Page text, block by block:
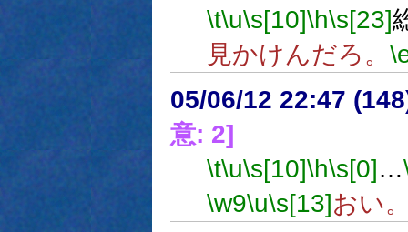
\t\u\s[10]\h\s[23]
見かけんだろ。
05/06/12 22:47
意: 2]
\t\u\s[10]\h\s[0]…
\w9\u\s[13]おい